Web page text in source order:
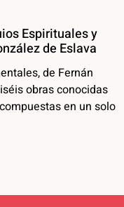
Espirituales y
de Eslava
de Fernán
obras conocidas
en un solo